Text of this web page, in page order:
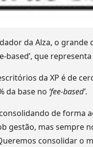
da Alza, o grande
based’, que
da XP é de
da base no ‘fee-based’.
de forma
mas sempre
consolidar o